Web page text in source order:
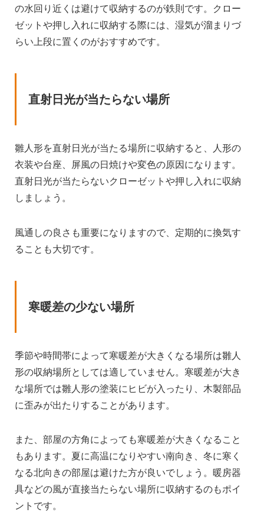
の水回り近くは避けて収納するのが鉄則です。クロー
ゼットや押し入れに収納する際には、湿気が溜まりづ
らい上段に置くのがおすすめです。
直射日光が当たらない場所
雛人形を直射日光が当たる場所に収納すると、人形の
衣装や台座、屏風の日焼けや変色の原因になります。
直射日光が当たらないクローゼットや押し入れに収納
しましょう。
風通しの良さも重要になりますので、定期的に換気す
ることも大切です。
寒暖差の少ない場所
季節や時間帯によって寒暖差が大きくなる場所は雛人
形の収納場所としては適していません。寒暖差が大き
な場所では雛人形の塗装にヒビが入ったり、木製部品
に歪みが出たりすることがあります。
また、部屋の方角によっても寒暖差が大きくなること
もあります。夏に高温になりやすい南向き、冬に寒く
なる北向きの部屋は避けた方が良いでしょう。暖房器
具などの風が直接当たらない場所に収納するのもポイ
ントです。